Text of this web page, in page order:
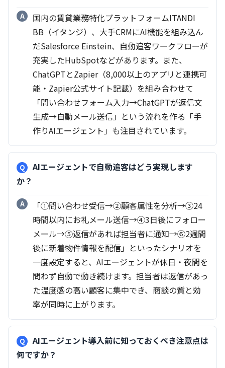
国内の賃貸業務特化プラットフォームITANDI
BB（イタンジ）、大手CRMにAI機能を組み込ん
だSalesforce Einstein、自動追客ワークフローが
充実したHubSpotなどがあります。また、
ChatGPTとZapier（8,000以上のアプリと連携可
能・Zapier公式サイト記載）を組み合わせて
「問い合わせフォーム入力→ChatGPTが返信文
生成→自動メール送信」という流れを作る「手
作りAIエージェント」も注目されています。
AIエージェントで自動追客はどう実現します
か？
「①問い合わせ受信→②顧客属性を分析→③24
時間以内にお礼メール送信→④3日後にフォロー
メール→⑤返信があれば担当者に通知→⑥2週間
後に新着物件情報を配信」といったシナリオを
一度設定すると、AIエージェントが休日・夜間を
問わず自動で動き続けます。担当者は返信があっ
た温度感の高い顧客に集中でき、商談の質と効
率が同時に上がります。
AIエージェント導入前に知っておくべき注意点は
何ですか？